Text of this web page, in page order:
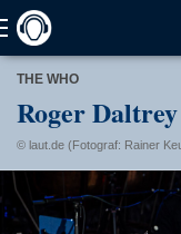
THE WHO
Roger
© laut.de (Fotograf: Rainer